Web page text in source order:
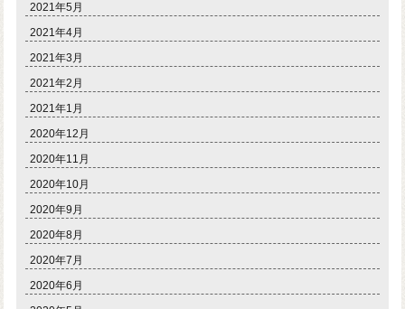
2021年5月
2021年4月
2021年3月
2021年2月
2021年1月
2020年12月
2020年11月
2020年10月
2020年9月
2020年8月
2020年7月
2020年6月